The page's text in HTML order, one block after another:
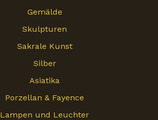
Gemälde
Skulpturen
Sakrale Kunst
Silber
Asiatika
Porzellan & Fayence
Lampen und Leuchter